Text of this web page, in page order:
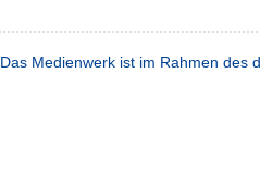
Das Medienwerk ist im Rahmen des